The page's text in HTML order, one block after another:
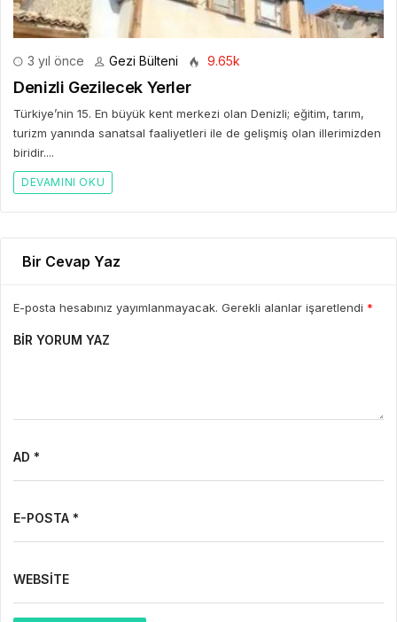
3 yıl önce Gezi Bülteni 9.65k
Denizli Gezilecek Yerler
Türkiye’nin 15. En büyük kent merkezi olan Denizli; eğitim, tarım,
turizm yanında sanatsal faaliyetleri ile de gelişmiş olan illerimizden
biridir....
DEVAMINI OKU
Bir Cevap Yaz
E-posta hesabınız yayımlanmayacak. Gerekli alanlar işaretlendi *
BIR YORUM YAZ
AD *
E-POSTA *
WEBSITE